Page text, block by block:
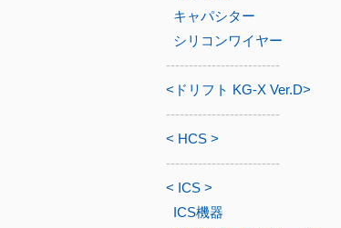
キャパシター
シリコンワイヤー
-------------------------
<ドリフト KG-X Ver.D>
-------------------------
< HCS >
-------------------------
< ICS >
ICS機器